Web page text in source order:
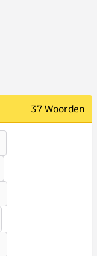
37 Woorden